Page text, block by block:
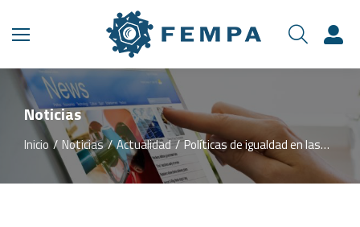
Noticias
Estás aquí:
Inicio Noticias Actualidad Políticas de igualdad en las…